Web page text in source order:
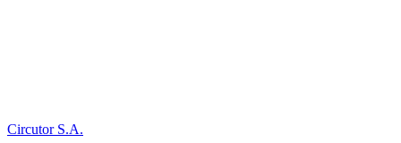
Circutor S.A.